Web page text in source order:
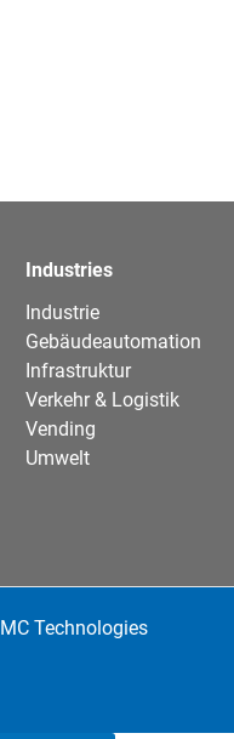
Industries
Industrie
Gebäudeautomation
Infrastruktur
Verkehr & Logistik
Vending
Umwelt
Technologies